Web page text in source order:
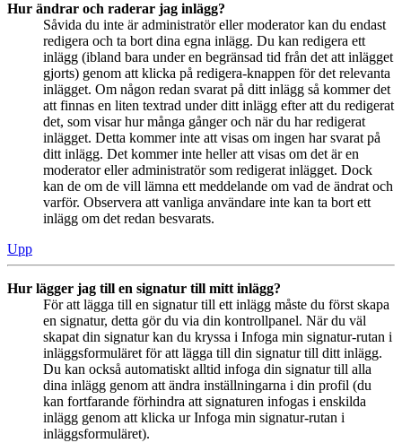
Hur ändrar och raderar jag inlägg?
Såvida du inte är administratör eller moderator kan du endast
redigera och ta bort dina egna inlägg. Du kan redigera ett
inlägg (ibland bara under en begränsad tid från det att inlägget
gjorts) genom att klicka på redigera-knappen för det relevanta
inlägget. Om någon redan svarat på ditt inlägg så kommer det
att finnas en liten textrad under ditt inlägg efter att du redigerat
det, som visar hur många gånger och när du har redigerat
inlägget. Detta kommer inte att visas om ingen har svarat på
ditt inlägg. Det kommer inte heller att visas om det är en
moderator eller administratör som redigerat inlägget. Dock
kan de om de vill lämna ett meddelande om vad de ändrat och
varför. Observera att vanliga användare inte kan ta bort ett
inlägg om det redan besvarats.
Upp
Hur lägger jag till en signatur till mitt inlägg?
För att lägga till en signatur till ett inlägg måste du först skapa
en signatur, detta gör du via din kontrollpanel. När du väl
skapat din signatur kan du kryssa i Infoga min signatur-rutan i
inläggsformuläret för att lägga till din signatur till ditt inlägg.
Du kan också automatiskt alltid infoga din signatur till alla
dina inlägg genom att ändra inställningarna i din profil (du
kan fortfarande förhindra att signaturen infogas i enskilda
inlägg genom att klicka ur Infoga min signatur-rutan i
inläggsformuläret).